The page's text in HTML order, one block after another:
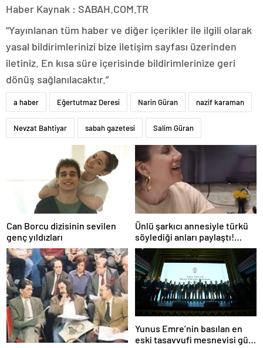
Haber Kaynak : SABAH.COM.TR
“Yayınlanan tüm haber ve diğer içerikler ile ilgili olarak
yasal bildirimlerinizi bize iletişim sayfası üzerinden
iletiniz. En kısa süre içerisinde bildirimlerinize geri
dönüş sağlanılacaktır.”
a haber Eğertutmaz Deresi Narin Güran nazif karaman
Nevzat Bahtiyar sabah gazetesi Salim Güran
Can Borcu dizisinin sevilen
genç yıldızları
Ünlü şarkıcı annesiyle türkü
söylediği anları paylaştı!
Sosyal medya yıkıldı…
Yunus Emre’nin basılan en
eski tasavvufi mesnevisi gün